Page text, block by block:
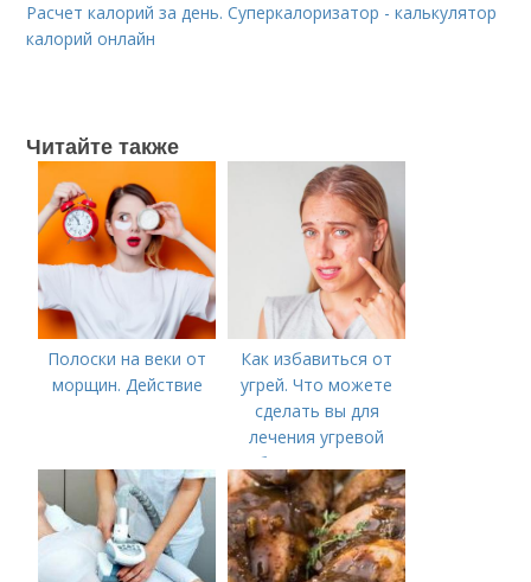
Расчет калорий за день. Суперкалоризатор - калькулятор
калорий онлайн
Читайте также
Полоски на веки от
морщин. Действие
Как избавиться от
угрей. Что можете
сделать вы для
лечения угревой
болезни (акне)